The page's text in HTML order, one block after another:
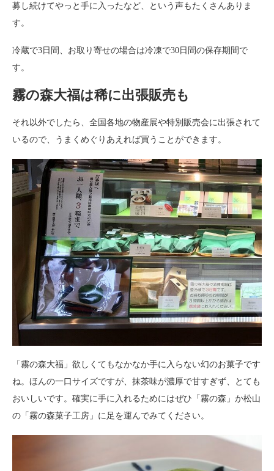
募し続けてやっと手に入ったなど、という声もたくさんありま
す。
冷蔵で3日間、お取り寄せの場合は冷凍で30日間の保存期間で
す。
霧の森大福は稀に出張販売も
それ以外でしたら、全国各地の物産展や特別販売会に出張されて
いるので、うまくめぐりあえれば買うことができます。
「霧の森大福」欲しくてもなかなか手に入らない幻のお菓子です
ね。ほんの一口サイズですが、抹茶味が濃厚で甘すぎず、とても
おいしいです。確実に手に入れるためにはぜひ「霧の森」か松山
の「霧の森菓子工房」に足を運んでみてください。